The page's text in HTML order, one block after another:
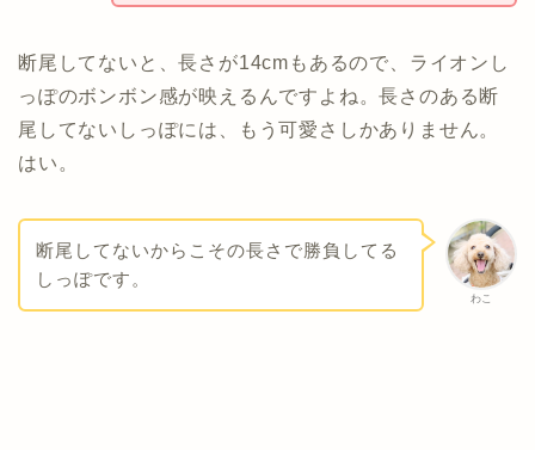
断尾してないと、長さが14cmもあるので、ライオンし
っぽのボンボン感が映えるんですよね。長さのある断
尾してないしっぽには、もう可愛さしかありません。
はい。
わこ
断尾してないからこその長さで勝負してる
しっぽです。